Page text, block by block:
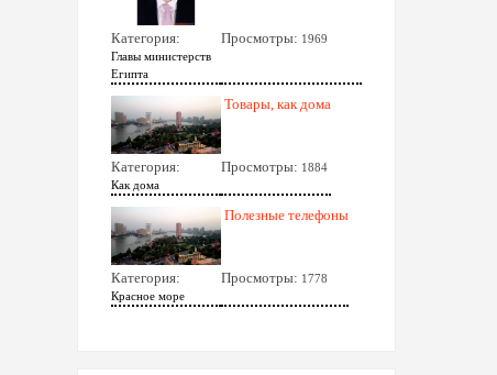
Категория:
Главы министерств
Египта
Просмотры: 1969
Товары, как дома
Категория:
Как дома
Просмотры: 1884
Полезные телефоны
Категория:
Красное море
Просмотры: 1778